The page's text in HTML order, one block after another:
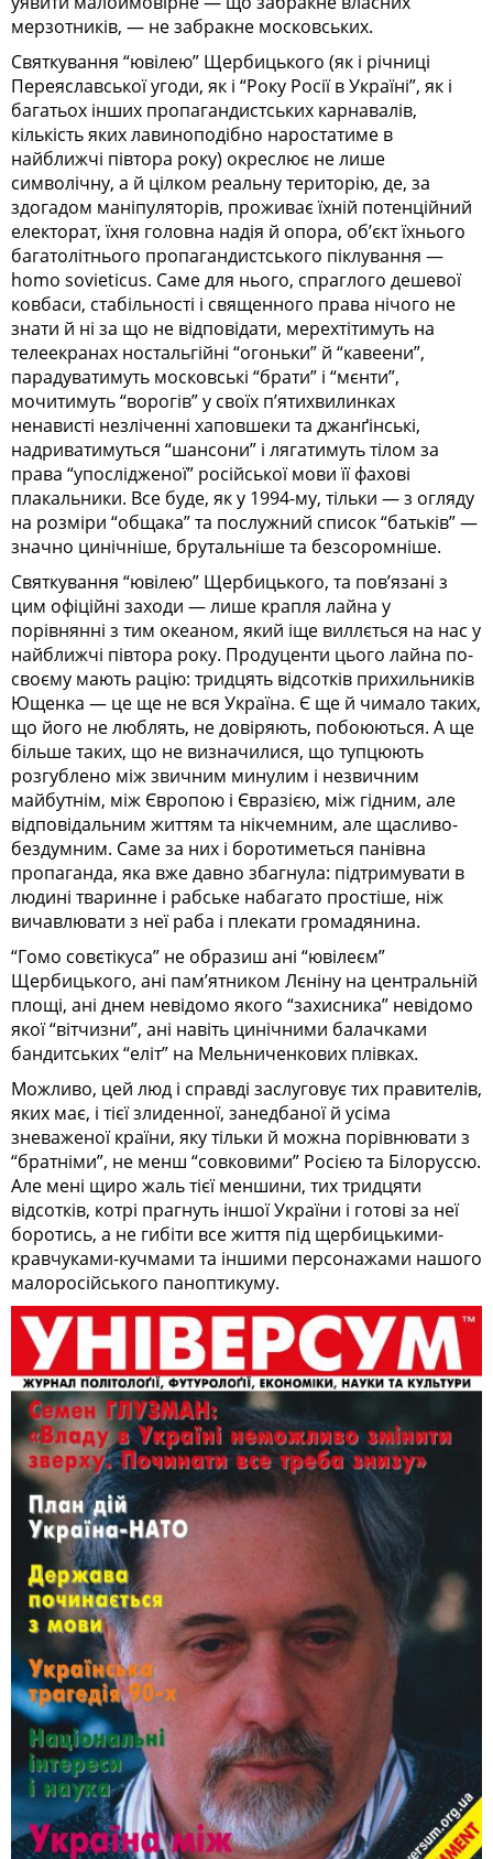
мерзотників, — не забракне московських.
Святкування “ювілею” Щербицького (як і річниці
Переяславської угоди, як і “Року Росії в Україні”, як і
багатьох інших пропагандистських карнавалів,
кількість яких лавиноподібно наростатиме в
найближчі півтора року) окреслює не лише
символічну, а й цілком реальну територію, де, за
здогадом маніпуляторів, проживає їхній потенційний
електорат, їхня головна надія й опора, об’єкт їхнього
багатолітнього пропагандистського піклування —
homo sovieticus. Саме для нього, спраглого дешевої
ковбаси, стабільності і священного права нічого не
знати й ні за що не відповідати, мерехтітимуть на
телеекранах ностальгійні “огоньки” й “кавеени”,
парадуватимуть московські “брати” і “мєнти”,
мочитимуть “ворогів” у своїх п’ятихвилинках
ненависті незліченні хаповшеки та джанґінські,
надриватимуться “шансони” і лягатимуть тілом за
права “упослідженої” російської мови її фахові
плакальники. Все буде, як у 1994-му, тільки — з огляду
на розміри “общака” та послужний список “батьків” —
значно цинічніше, брутальніше та безсоромніше.
Святкування “ювілею” Щербицького, та пов’язані з
цим офіційні заходи — лише крапля лайна у
порівнянні з тим океаном, який іще виллється на нас у
найближчі півтора року. Продуценти цього лайна по-
своєму мають рацію: тридцять відсотків прихильників
Ющенка — це ще не вся Україна. Є ще й чимало таких,
що його не люблять, не довіряють, побоюються. А ще
більше таких, що не визначилися, що тупцюють
розгублено між звичним минулим і незвичним
майбутнім, між Європою і Євразією, між гідним, але
відповідальним життям та нікчемним, але щасливо-
бездумним. Саме за них і боротиметься панівна
пропаганда, яка вже давно збагнула: підтримувати в
людині тваринне і рабське набагато простіше, ніж
вичавлювати з неї раба і плекати громадянина.
“Гомо совєтікуса” не образиш ані “ювілеєм”
Щербицького, ані пам’ятником Лєніну на центральній
площі, ані днем невідомо якого “захисника” невідомо
якої “вітчизни”, ані навіть цинічними балачками
бандитських “еліт” на Мельниченкових плівках.
Можливо, цей люд і справді заслуговує тих правителів,
яких має, і тієї злиденної, занедбаної й усіма
зневаженої країни, яку тільки й можна порівнювати з
“братніми”, не менш “совковими” Росією та Білоруссю.
Але мені щиро жаль тієї меншини, тих тридцяти
відсотків, котрі прагнуть іншої України і готові за неї
боротись, а не гибіти все життя під щербицькими-
кравчуками-кучмами та іншими персонажами нашого
малоросійського паноптикуму.